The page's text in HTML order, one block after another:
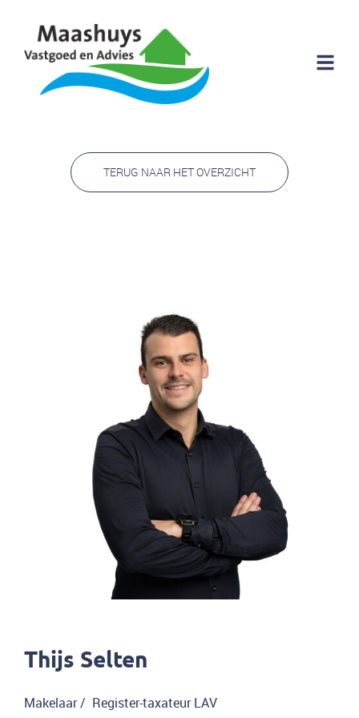
TERUG NAAR HET OVERZICHT
Thijs Selten
Makelaar / Register-taxateur LAV